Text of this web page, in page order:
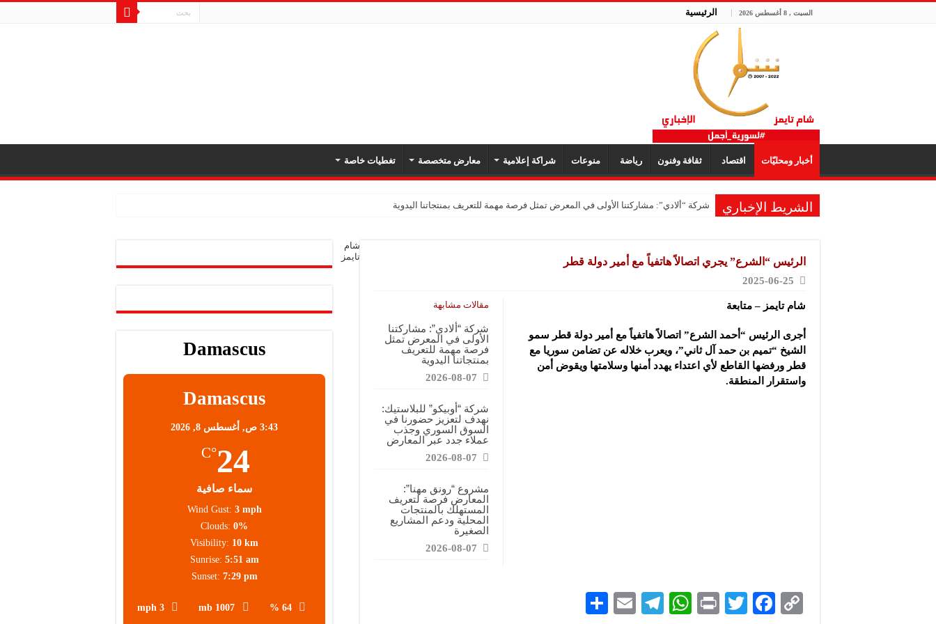
السبت , 8 أغسطس 2026 الرئيسية
أخبار ومحليّات اقتصاد ثقافة وفنون رياضة منوعات شراكة إعلامية معارض متخصصة تغطيات خاصة
الشريط الإخباري شركة “ألادي”: مشاركتنا الأولى في المعرض تمثل فرصة مهمة للتعريف بمنتجاتنا اليدوية
الرئيس “الشرع” يجري اتصالاً هاتفياً مع أمير دولة قطر
2025-06-25
مقالات مشابهة
شركة “ألادي”: مشاركتنا
الأولى في المعرض تمثل
فرصة مهمة للتعريف
بمنتجاتنا اليدوية
2026-08-07
شركة “أوبيكو” للبلاستيك:
نهدف لتعزيز حضورنا في
السوق السوري وجذب
عملاء جدد عبر المعارض
2026-08-07
مشروع “رونق مهنا”:
المعارض فرصة لتعريف
المستهلك بالمنتجات
المحلية ودعم المشاريع
الصغيرة
2026-08-07
شام تايمز – متابعة
أجرى الرئيس “أحمد الشرع” اتصالاً هاتفياً مع أمير دولة قطر سمو
الشيخ “تميم بن حمد آل ثاني”، ويعرب خلاله عن تضامن سوريا مع
قطر ورفضها القاطع لأي اعتداء يهدد أمنها وسلامتها ويقوض أمن
واستقرار المنطقة.
C
F
T
P
W
Te
E
Damascus
Damascus
3:43 ص, أغسطس 8, 2026
24
°C
سماء صافية
64 %
1007 mb
3 mph
Wind Gust: 3 mph
Clouds: 0%
Visibility: 10 km
Sunrise: 5:51 am
Sunset: 7:29 pm
شام
تايمز